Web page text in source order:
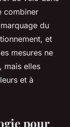
combiner
du
et
mesures ne
mais elles
et à
pour